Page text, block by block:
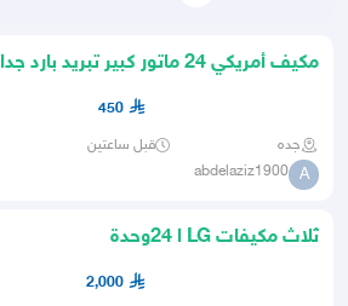
مكيف أمريكي 24 ماتور كبير تبريد بارد جدا
450
جده قبل ساعتين
A
abdelaziz1900
ثلاث مكيفات LG ا 24وحدة
2,000